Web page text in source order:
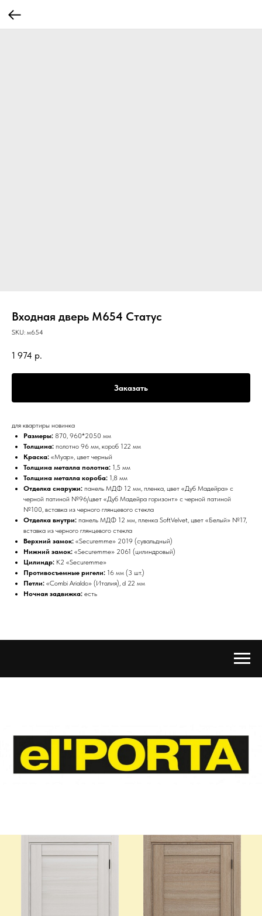
Входная дверь М654 Статус
SKU: м654
1 974 р.
Заказать
для квартиры новинка
Размеры: 870, 960*2050 мм
Толщина: полотно 96 мм, короб 122 мм
Краска: «Муар», цвет черный
Толщина металла полотна: 1,5 мм
Толщина металла короба: 1,8 мм
Отделка снаружи: панель МДФ 12 мм, пленка, цвет «Дуб Мадейра» с
черной патиной №96/цвет «Дуб Мадейра горизонт» с черной патиной
№100, вставка из черного глянцевого стекла
Отделка внутри: панель МДФ 12 мм, пленка SoftVelvet, цвет «Белый» №17,
вставка из черного глянцевого стекла
Верхний замок: «Securemme» 2019 (сувальдный)
Нижний замок: «Securemme» 2061 (цилиндровый)
Цилиндр: K2 «Securemme»
Противосъемные ригели: 16 мм (3 шт.)
Петли: «Combi Arialdo» (Италия), d 22 мм
Ночная задвижка: есть